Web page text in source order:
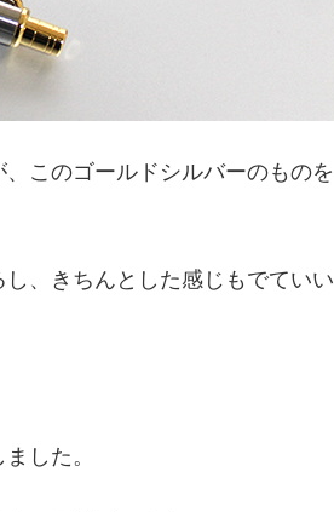
このゴールドシルバーのものを
、きちんとした感じもでていい
した。